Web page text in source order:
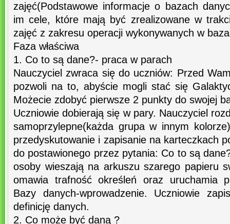
zajęć(Podstawowe informacje o bazach
im cele, które mają być zrealizowane w
zajęć z zakresu operacji wykonywanych w
Faza właściwa
1. Co to są dane?- praca w parach
Nauczyciel zwraca się do uczniów: Przed
pozwoli na to, abyście mogli stać się
Możecie zdobyć pierwsze 2 punkty do swojej
Uczniowie dobierają się w pary. Nauczyciel
samoprzylepne(każda grupa w innym
przedyskutowanie i zapisanie na karteczkach
do postawionego przez pytania: Co to są
osoby wieszają na arkuszu szarego papieru
omawia trafność określeń oraz uruchamia
Bazy danych-wprowadzenie. Uczniowie
definicję danych.
2. Co może być daną ?